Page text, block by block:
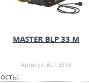
MASTER BLP 33 M
Артикул: BLP 33 M